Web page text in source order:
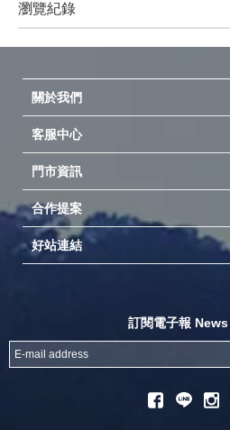
瀏覽紀錄
prev
關於我們
客服中心
門市資訊
合作提案
異業合作
專案採購
成為供應
好站連結
訂閱電子報